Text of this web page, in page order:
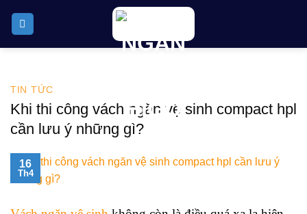
TIN TỨC
Khi thi công vách ngăn vệ sinh compact hpl
cần lưu ý những gì?
16
Th4